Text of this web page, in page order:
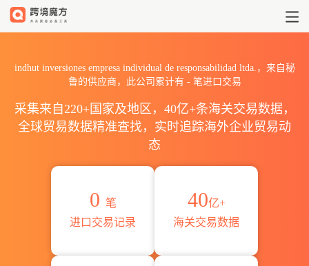
indhut inversiones empresa individual de responsabilidad ltda.，来自秘
鲁的供应商，此公司累计有 -笔进口交易
采集来自220+国家及地区，40亿+条海关交易数据，
全球贸易数据精准查找，实时追踪海外企业贸易动
态
0 笔
进口交易记录
40亿+
海关交易数据